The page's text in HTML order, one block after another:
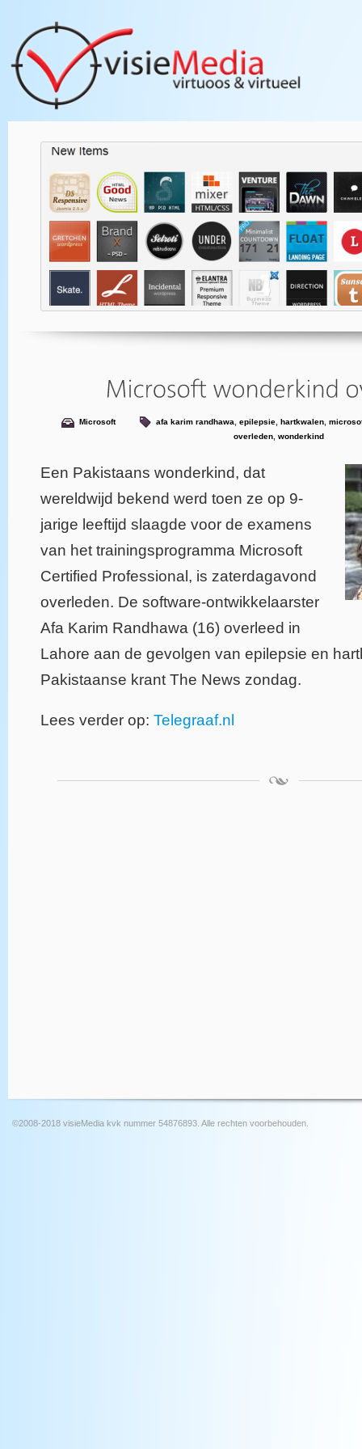
Microsoft afa karim randhawa, epilepsie, hartkwalen,
overleden, wonderkind
Een Pakistaans wonderkind, dat
wereldwijd bekend werd toen ze op 9-
jarige leeftijd slaagde voor de examens
van het trainingsprogramma Microsoft
Certified Professional, is zaterdagavond
overleden. De software-ontwikkelaarster
Afa Karim Randhawa (16) overleed in
Lahore aan de gevolgen van epilepsie en
Pakistaanse krant The News zondag.
Lees verder op: Telegraaf.nl
©2008-2018 visieMedia kvk nummer 54876893. Alle rechten voorbehouden.